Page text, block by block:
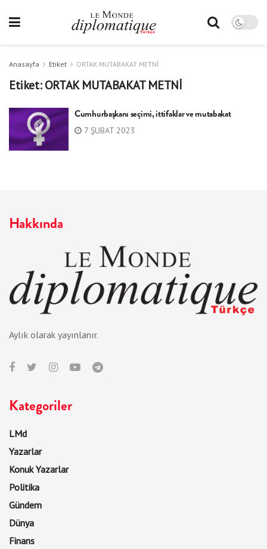
Anasayfa Etiket ORTAK MUTABAKAT METNİ
Etiket:ORTAK MUTABAKAT METNİ
Cumhurbaşkanı seçimi, ittifaklar ve mutabakat
7 ŞUBAT 2023
Hakkında
Aylık olarak yayınlanır.
Kategoriler
LMd
Yazarlar
Konuk Yazarlar
Politika
Gündem
Dünya
Finans